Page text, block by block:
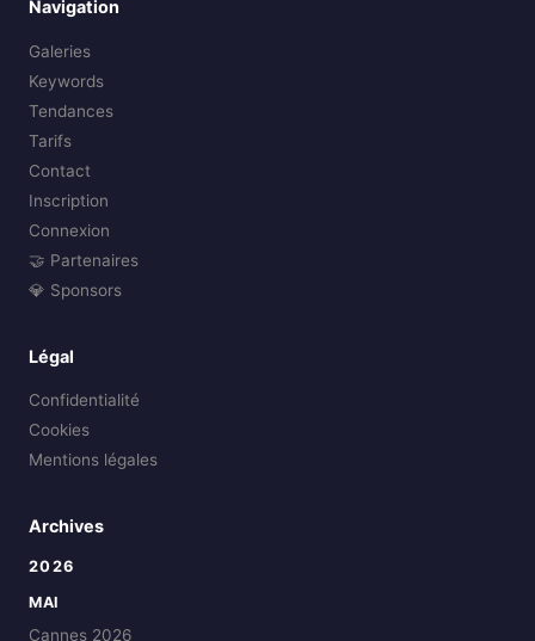
Navigation
Galeries
Keywords
Tendances
Tarifs
Contact
Inscription
Connexion
🤝 Partenaires
💎 Sponsors
Légal
Confidentialité
Cookies
Mentions légales
Archives
2026
MAI
Cannes 2026